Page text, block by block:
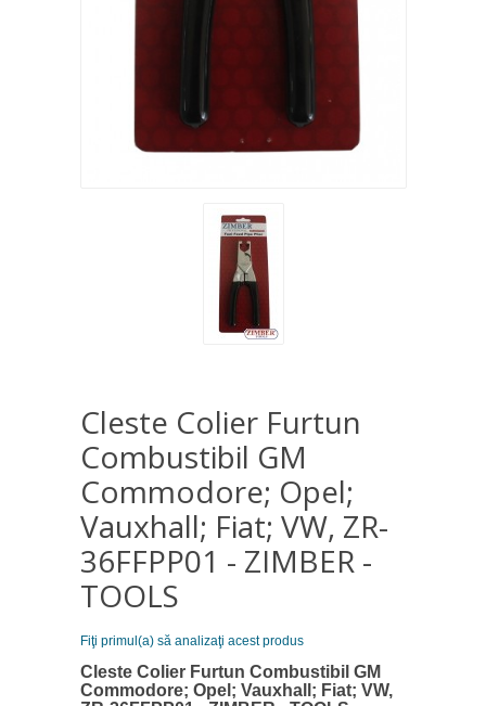
Cleste Colier Furtun
Combustibil GM
Commodore; Opel;
Vauxhall; Fiat; VW, ZR-
36FFPP01 - ZIMBER -
TOOLS
Fiţi primul(a) să analizaţi acest produs
Cleste Colier Furtun Combustibil GM
Commodore; Opel; Vauxhall; Fiat; VW,